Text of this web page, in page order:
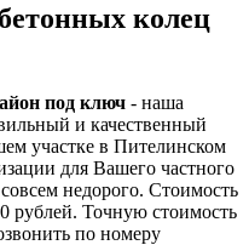
колец
под ключ - наша
и качественный
участке в Пителинском
для Вашего частного
совсем недорого. Стоимость
рублей. Точную стоимость
по номеру